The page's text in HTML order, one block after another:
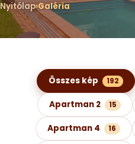
Nyitólap Galéria
Képgaléria
Összes kép 192
Apartman 2 15
Apartman 4 16